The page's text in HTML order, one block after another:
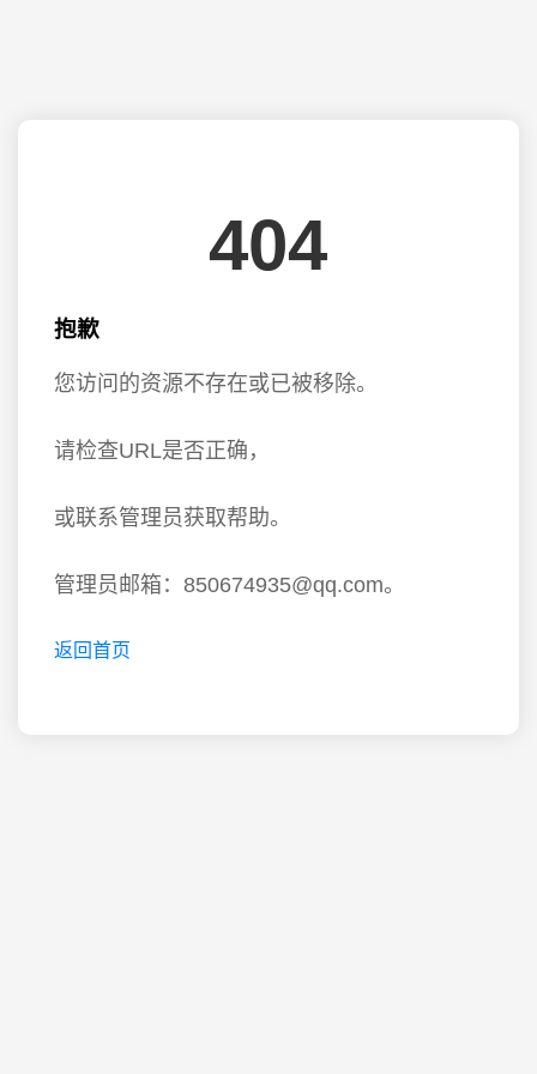
404
抱歉
您访问的资源不存在或已被移除。
请检查URL是否正确，
或联系管理员获取帮助。
管理员邮箱：850674935@qq.com。
返回首页